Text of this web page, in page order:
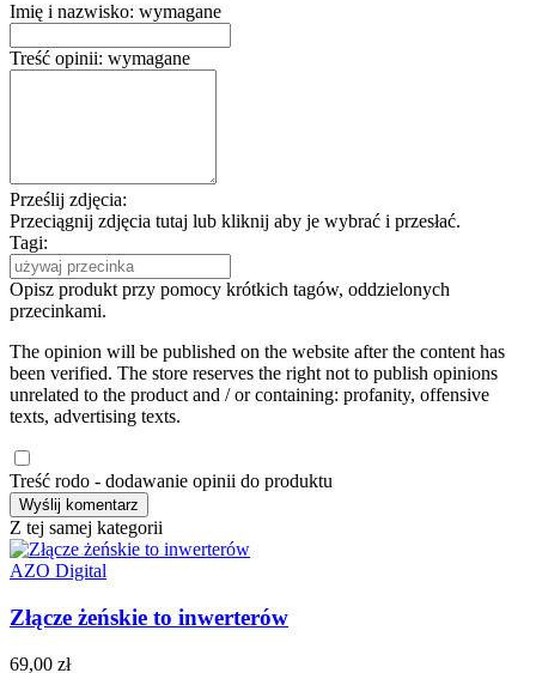
Imię i nazwisko: wymagane
Treść opinii: wymagane
Prześlij zdjęcia:
Przeciągnij zdjęcia tutaj lub kliknij aby je wybrać i przesłać.
Tagi:
Opisz produkt przy pomocy krótkich tagów, oddzielonych
przecinkami.
The opinion will be published on the website after the content has
been verified. The store reserves the right not to publish opinions
unrelated to the product and / or containing: profanity, offensive
texts, advertising texts.
Treść rodo - dodawanie opinii do produktu
Z tej samej kategorii
AZO Digital
Złącze żeńskie to inwerterów
69,00 zł